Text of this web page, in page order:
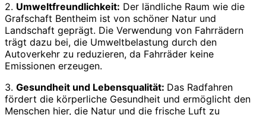
2. Umweltfreundlichkeit: Der ländliche Raum wie die
Grafschaft Bentheim ist von schöner Natur und
Landschaft geprägt. Die Verwendung von Fahrrädern
trägt dazu bei, die Umweltbelastung durch den
Autoverkehr zu reduzieren, da Fahrräder keine
Emissionen erzeugen.
3. Gesundheit und Lebensqualität: Das Radfahren
fördert die körperliche Gesundheit und ermöglicht den
Menschen hier, die Natur und die frische Luft zu